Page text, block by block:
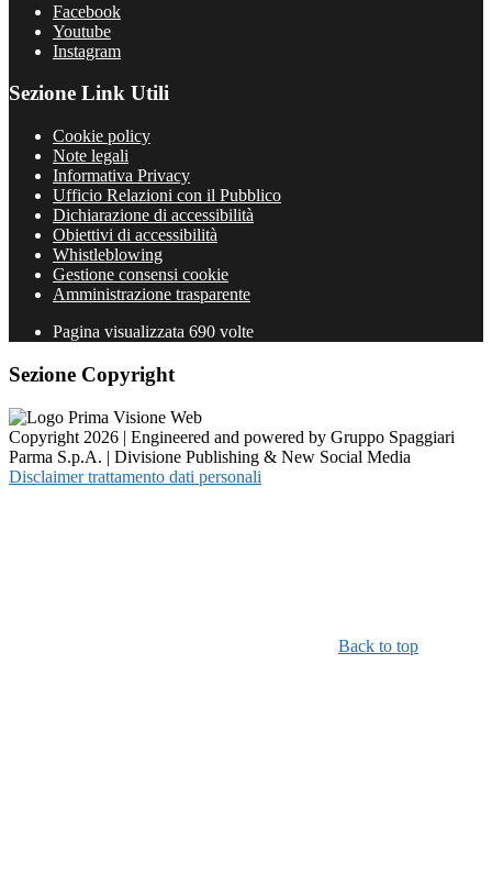
Facebook
Youtube
Instagram
Sezione Link Utili
Cookie policy
Note legali
Informativa Privacy
Ufficio Relazioni con il Pubblico
Dichiarazione di accessibilità
Obiettivi di accessibilità
Whistleblowing
Gestione consensi cookie
Amministrazione trasparente
Pagina visualizzata 690 volte
Sezione Copyright
Copyright 2026 | Engineered and powered by Gruppo Spaggiari
Parma S.p.A. | Divisione Publishing & New Social Media
Disclaimer trattamento dati personali
Back to top